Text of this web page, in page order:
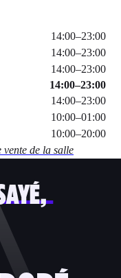
14:00–23:00
14:00–23:00
14:00–23:00
14:00–23:00
14:00–23:00
10:00–01:00
10:00–20:00
vente de la salle